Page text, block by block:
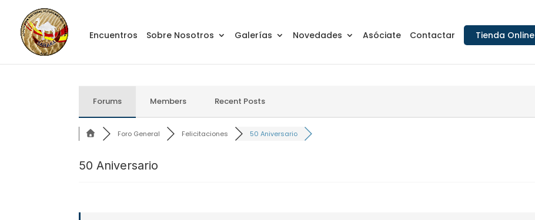
Encuentros Sobre Nosotros Galerías Novedades Asóciate Contactar Tienda Online
Forums Members Recent Posts
Foro General Felicitaciones 50 Aniversario
50 Aniversario